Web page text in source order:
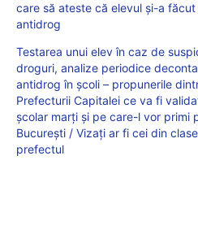
care să ateste că elevul şi-a
antidrog
Testarea unui elev în caz de
droguri, analize periodice
antidrog în școli – propunerile
Prefecturii Capitalei ce va fi
școlar marți și pe care-l vor primi
București / Vizați ar fi cei din
prefectul